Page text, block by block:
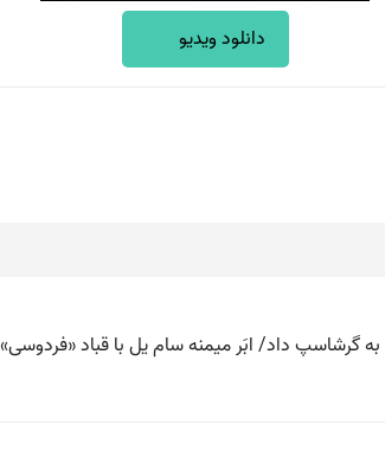
دانلود ویدیو
گرشاسپ داد/ ابَر میمنه سام یل با قباد «فردوسی»